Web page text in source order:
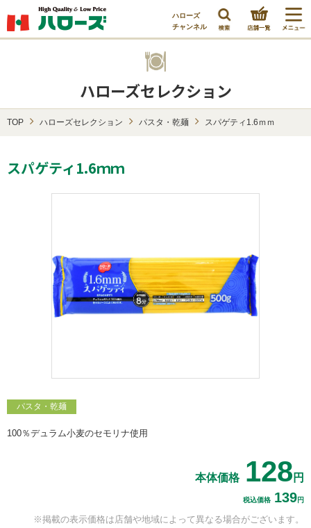
ハローズ
チャンネル
ハローズセレクション
TOP ハローズセレクション パスタ・乾麺 スパゲティ1.6ｍｍ
スパゲティ1.6ｍｍ
パスタ・乾麺
100％デュラム小麦のセモリナ使用
本体価格 128 円
税込価格 139円
※掲載の表示価格は店舗や地域によって異なる場合がございます。